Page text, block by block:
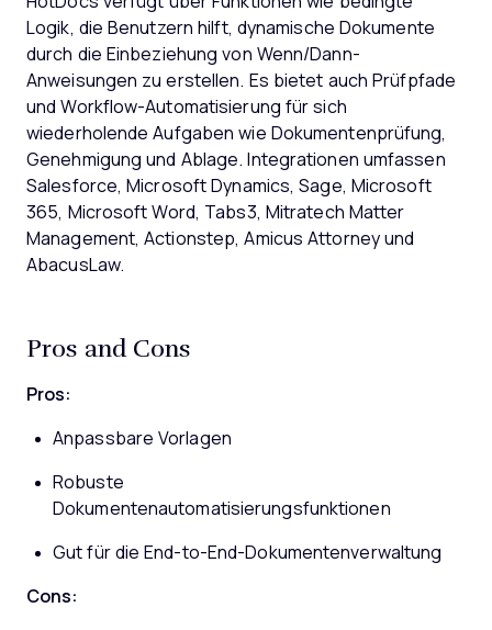
Logik, die Benutzern hilft, dynamische Dokumente
durch die Einbeziehung von Wenn/Dann-
Anweisungen zu erstellen. Es bietet auch Prüfpfade
und Workflow-Automatisierung für sich
wiederholende Aufgaben wie Dokumentenprüfung,
Genehmigung und Ablage. Integrationen umfassen
Salesforce, Microsoft Dynamics, Sage, Microsoft
365, Microsoft Word, Tabs3, Mitratech Matter
Management, Actionstep, Amicus Attorney und
AbacusLaw.
Pros and Cons
Pros:
Anpassbare Vorlagen
Robuste
Dokumentenautomatisierungsfunktionen
Gut für die End-to-End-Dokumentenverwaltung
Cons: